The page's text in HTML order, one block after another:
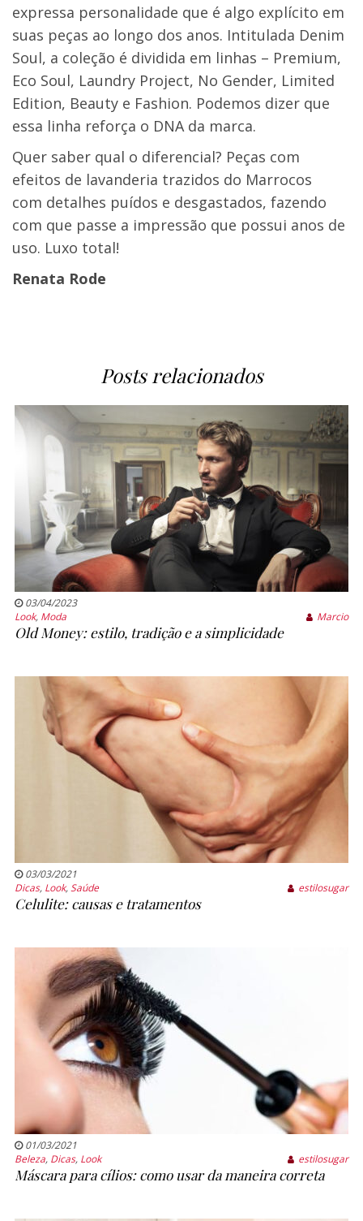
expressa personalidade que é algo explícito em
suas peças ao longo dos anos. Intitulada Denim
Soul, a coleção é dividida em linhas – Premium,
Eco Soul, Laundry Project, No Gender, Limited
Edition, Beauty e Fashion. Podemos dizer que
essa linha reforça o DNA da marca.
Quer saber qual o diferencial? Peças com
efeitos de lavanderia trazidos do Marrocos
com detalhes puídos e desgastados, fazendo
com que passe a impressão que possui anos de
uso. Luxo total!
Renata Rode
Posts relacionados
03/04/2023
Look, Moda Marcio
Old Money: estilo, tradição e a simplicidade
03/03/2021
Dicas, Look,Saúde estilosugar
Celulite: causas e tratamentos
01/03/2021
Beleza, Dicas, Look estilosugar
Máscara para cílios: como usar da maneira correta